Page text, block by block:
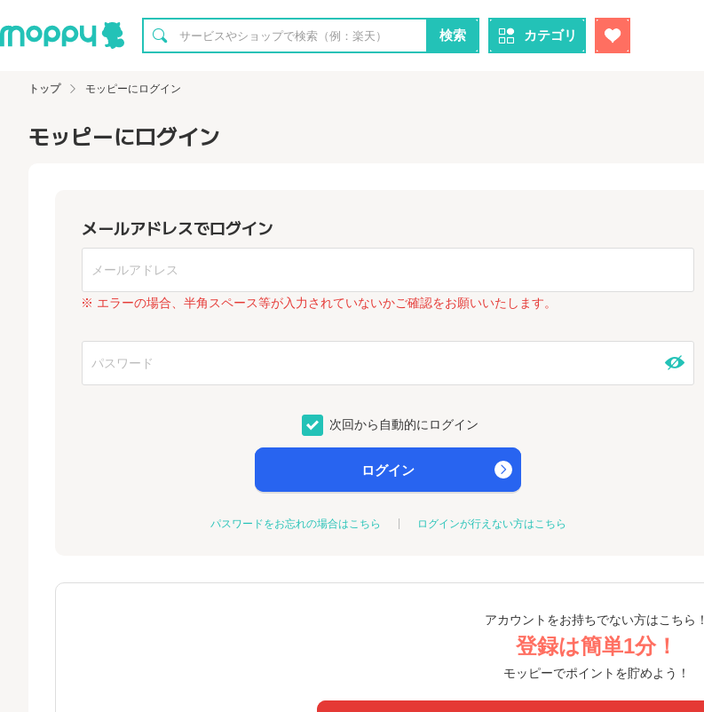
検索 カテゴリ
トップ モッピーにログイン
モッピーにログイン
メールアドレスでログイン
※ エラーの場合、半角スペース等が入力されていないかご確認をお願いいたします。
次回から自動的にログイン
ログイン
パスワードをお忘れの場合はこちら ログインが行えない方はこちら
アカウントをお持ちでない方はこちら！
登録は簡単1分！
モッピーでポイントを貯めよう！